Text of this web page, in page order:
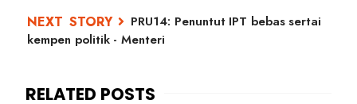
PRU14: Penuntut IPT bebas sertai
kempen politik - Menteri